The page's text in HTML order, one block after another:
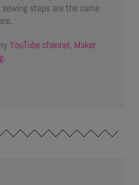
steps are the same
YouTube channel, Maker